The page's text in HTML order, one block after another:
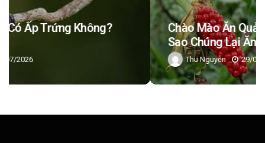
Chào Mào Ăn Quả Ráy Có Tốt Không? Tại